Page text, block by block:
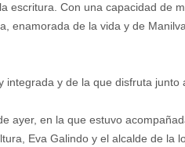
escritura. Con una capacidad de
enamorada de la vida y de
y de la que disfruta junto
ayer, en la que estuvo
Eva Galindo y el alcalde de la